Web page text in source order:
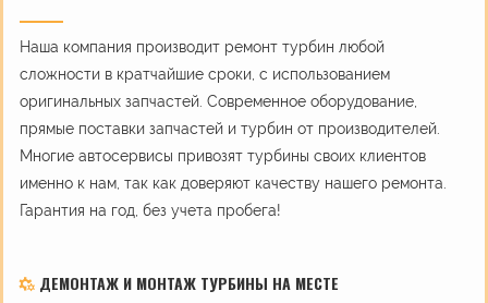
Наша компания производит ремонт турбин любой
сложности в кратчайшие сроки, с использованием
оригинальных запчастей. Современное оборудование,
прямые поставки запчастей и турбин от производителей.
Многие автосервисы привозят турбины своих клиентов
именно к нам, так как доверяют качеству нашего ремонта.
Гарантия на год, без учета пробега!
ДЕМОНТАЖ И МОНТАЖ ТУРБИНЫ НА МЕСТЕ